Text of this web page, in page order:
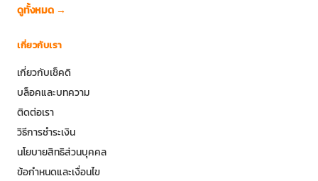
ดูทั้งหมด →
เกี่ยวกับเรา
เกี่ยวกับเช็คดิ
บล็อคและบทความ
ติดต่อเรา
วิธีการชำระเงิน
นโยบายสิทธิส่วนบุคคล
ข้อกำหนดและเงื่อนไข